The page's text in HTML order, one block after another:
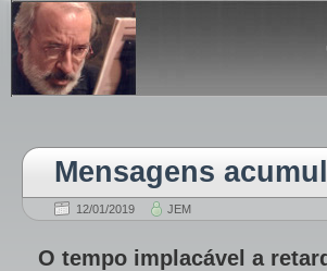
Mensagens
12/01/2019 JEM
O tempo implacável a